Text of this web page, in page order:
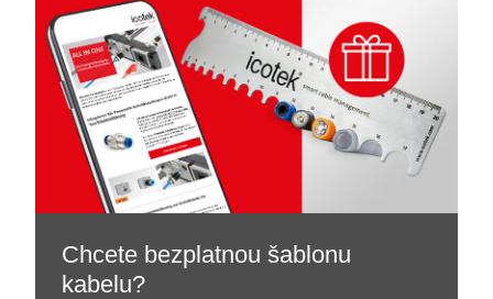
Chcete bezplatnou šablonu
kabelu?